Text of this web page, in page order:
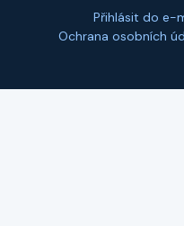
Přihlásit do e-
Ochrana osobních